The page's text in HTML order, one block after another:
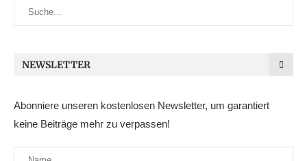
NEWSLETTER
Abonniere unseren kostenlosen Newsletter, um garantiert
keine Beiträge mehr zu verpassen!